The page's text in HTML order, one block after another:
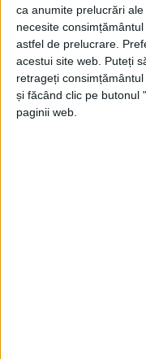
ca anumite prelucrări
necesite
astfel de prelucrare.
acestui site web. Puteți
retrageți
și făcând clic pe butonul
paginii web.
Vila Popov, gata
seniorii
27 MAI 2024, 01:44 PM
CARANSEBEȘ –